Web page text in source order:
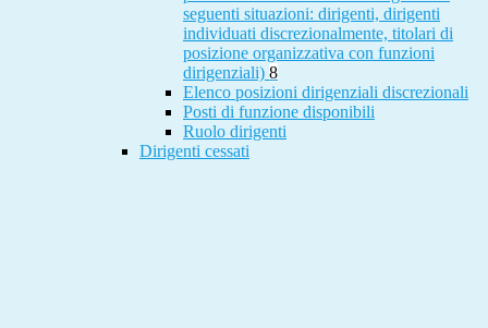
seguenti situazioni: dirigenti, dirigenti
individuati discrezionalmente, titolari di
posizione organizzativa con funzioni
dirigenziali) 8
Elenco posizioni dirigenziali discrezionali
Posti di funzione disponibili
Ruolo dirigenti
Dirigenti cessati